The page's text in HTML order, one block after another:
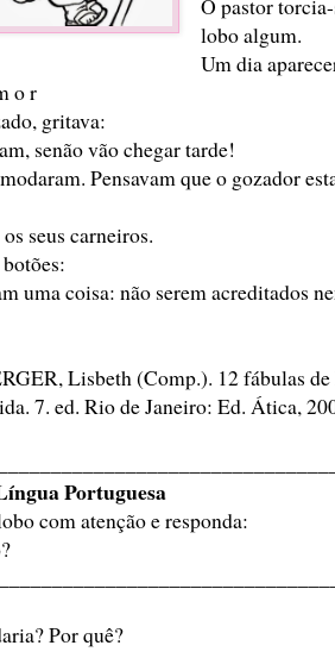
O pastor
lobo algum.
Um dia
o r
gritava:
senão vão chegar tarde!
Pensavam que o gozador
seus carneiros.
uma coisa: não serem acreditados
Lisbeth (Comp.). 12 fábulas de
7. ed. Rio de Janeiro: Ed. Ática,
Portuguesa
com atenção e responda:
Por quê?